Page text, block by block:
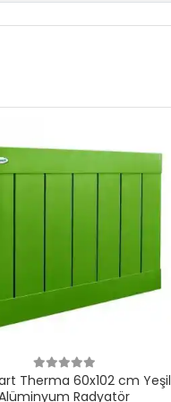
Therma 60x102 cm Yeşil
Radyatör